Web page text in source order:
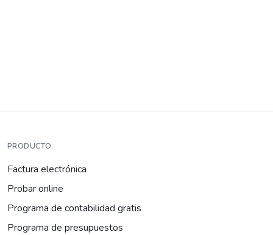
PRODUCTO
Factura electrónica
Probar online
Programa de contabilidad gratis
Programa de presupuestos